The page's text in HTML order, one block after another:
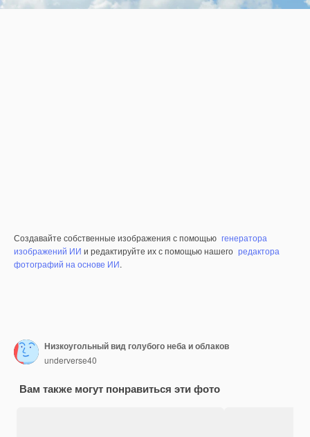
Создавайте собственные изображения с помощью генератора
изображений ИИ и редактируйте их с помощью нашего редактора
фотографий на основе ИИ.
Низкоугольный вид голубого неба и облаков
underverse40
Вам также могут понравиться эти фото